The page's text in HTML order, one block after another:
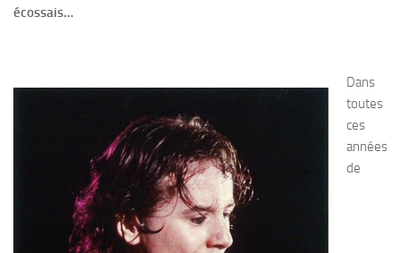
écossais…
Dans
toutes
ces
années
de